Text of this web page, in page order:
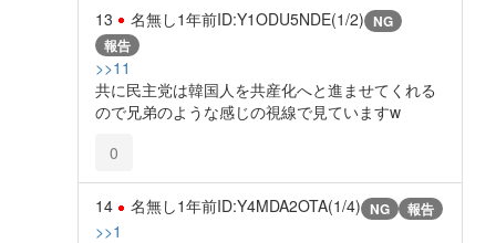
13 名無し1年前ID:Y1ODU5NDE(1/2) NG
報告
>>11
共に民主党は韓国人を共産化へと進ませてくれる
ので兄弟のような感じの視線で見ていますw
0
14 名無し1年前ID:Y4MDA2OTA(1/4) NG 報告
>>1